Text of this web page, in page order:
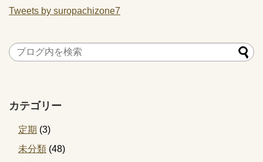
Tweets by suropachizone7
カテゴリー
定期 (3)
未分類 (48)